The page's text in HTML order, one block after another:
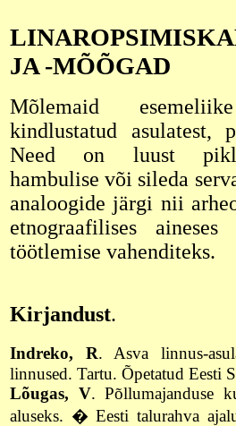
JA -MÕÕGAD
Mõlemaid
kindlustatud asulatest,
Need on luust
hambulise või sileda
analoogide järgi nii
etnograafilises
töötlemise vahenditeks.
Kirjandust.
Indreko, R. Asva linnus-
linnused. Tartu. Õpetatud Eesti
Lõugas, V. Põllumajanduse
aluseks. � Eesti talurahva